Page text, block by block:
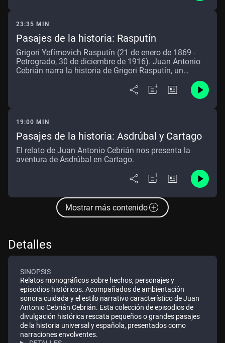
estuvo marcada por la soledad, la depresión y ciertos
rasgos reaccionarios y fascistas. Su muerte, a los 46
años, no impidió que su leyenda y su obra siguieran
creciendo y convirtiéndolo en una de las figuras más
influyentes de la literatura fantástica del siglo XX.
23:35 MIN
Pasajes de la historia: Rasputín
Grigori Yefímovich Rasputín (21 de enero de 1869 -
Petrogrado, 30 de diciembre de 1916). Juan Antonio
Cebrián narra la historia de Grigori Rasputín, un
finales del siglo XIX y principios del XX en Rusia.
Rasputín era un monje que se ganó la confianza de la
supuestos poderes curativos y de adivinación.
19:00 MIN
Pasajes de la historia: Asdrúbal y Cartago
El relato de Juan Antonio Cebrián nos presenta la
aventura de Asdrúbal en Cartago.
Mostrar más contenido
Detalles
SINOPSIS
Relatos monográficos sobre hechos, personajes y
episodios históricos. Acompañados de ambientación
sonora cuidada y el estilo narrativo característico de Juan
Antonio Cebrián Cebrián. Esta colección de episodios de
divulgación histórica rescata pequeños o grandes pasajes
de la historia universal y española, presentados como
narraciones envolventes.